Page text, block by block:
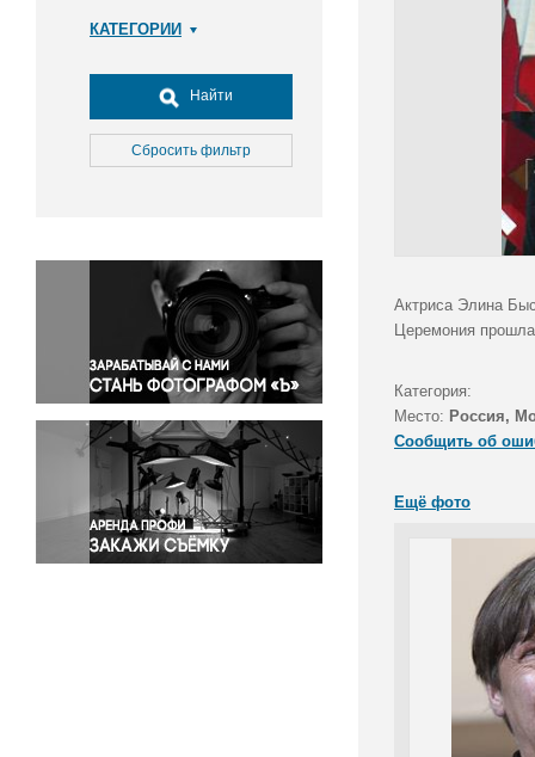
КАТЕГОРИИ
Досуг, туризм и отдых
Культура
Медицина
Окружающая среда
Политика
Правосудие
Происшествия и конфликты
Религия
Светская жизнь
Спорт
Экология
Экономика и бизнес
Найти
Сбросить фильтр
Актриса Элина
Церемония
Категория:
Место: Россия,
Сообщить об
Ещё фото